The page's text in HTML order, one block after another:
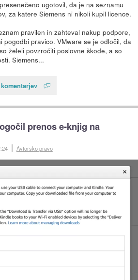
ugotovil, da je na seznamu
za katere Siemens ni nikoli kupil licence.
pravilen in zahteval nakup podpore,
pogodbi pravico. VMware se je odločil, da
želeli povzročiti poslovne škode, a so
Siemens...
komentarjev
prenos e-knjig na
Avtorsko pravo